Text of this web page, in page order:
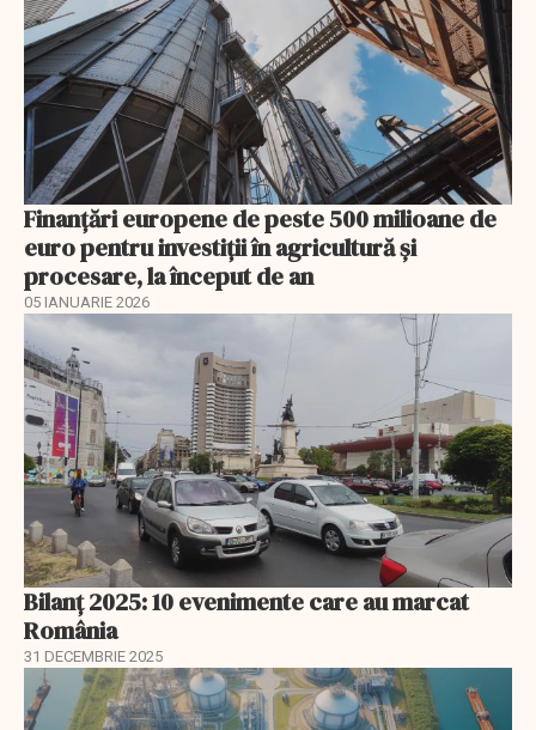
Finanţări europene de peste 500 milioane de
euro pentru investiţii în agricultură şi
procesare, la început de an
05 IANUARIE 2026
Bilanț 2025: 10 evenimente care au marcat
România
31 DECEMBRIE 2025